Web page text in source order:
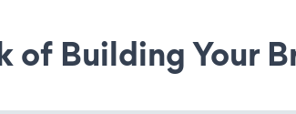
of Building Your